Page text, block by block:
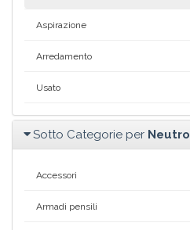
Aspirazione
Arredamento
Usato
Sotto Categorie per Neutro
Accessori
Armadi pensili